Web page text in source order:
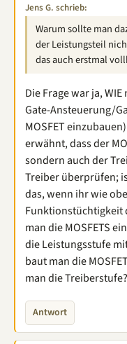
Jens G. schrieb:
Warum sollte man
der Leistungsteil
das auch erstmal
Die Frage war ja,
Gate-Ansteuerung/
MOSFET
erwähnt, dass der
sondern auch der
Treiber überprüfen;
das, wenn ihr wie
Funktionstüchtigkeit
man die MOSFETS
die Leistungsstufe
baut man die
man die Treiberstufe?
Antwort